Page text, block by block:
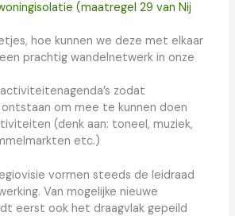
(maatregel 29 van Nij
hoe kunnen we deze met elkaar
prachtig wandelnetwerk in onze
zodat
om mee te kunnen doen
(denk aan: toneel, muziek,
etc.)
vormen steeds de leidraad
Van mogelijke nieuwe
eerst ook het draagvlak gepeild